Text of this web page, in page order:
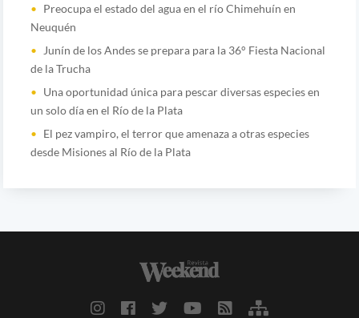
Preocupa el estado del agua en el río Chimehuín en
Neuquén
Junín de los Andes se prepara para la 36° Fiesta Nacional
de la Trucha
Una oportunidad única para pescar diversas especies en
un solo día en el Río de la Plata
El pez vampiro, el terror que amenaza a otras especies
desde Misiones al Río de la Plata